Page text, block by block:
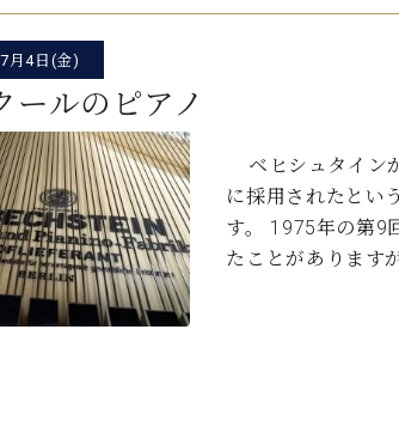
グランドピアノ
イン アカデミー
プロフェッショナル
トラディション
ィジョン
ュ
内(PDF)
アーティストカスタマーサービス(調律)
)
月4日(金)
ールのピアノ
ベヒシュタイン
に採用されたとい
す。 1975年の第9
たことがあります